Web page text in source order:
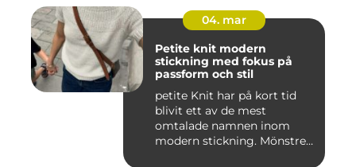
04. mar
Petite knit modern
stickning med fokus på
passform och stil
petite Knit har på kort tid
blivit ett av de mest
omtalade namnen inom
modern stickning. Mönstren